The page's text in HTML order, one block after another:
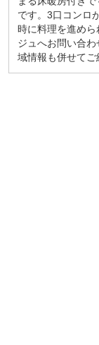
です。3口コンロ
時に料理を進め
ジュへお問い合
域情報も併せてご